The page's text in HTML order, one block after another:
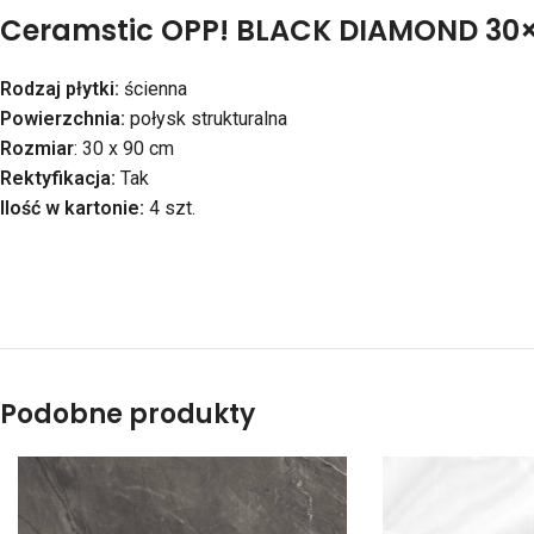
Ceramstic OPP! BLACK DIAMOND
Rodzaj płytki: ścienna
Powierzchnia: połysk strukturalna
Rozmiar: 30 x 90 cm
Rektyfikacja: Tak
Ilość w kartonie: 4 szt.
Podobne produkty